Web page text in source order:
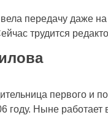
передачу даже
трудится
первого и
году. Ныне